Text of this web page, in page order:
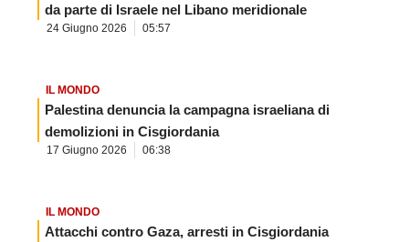
da parte di Israele nel Libano meridionale
24 Giugno 2026 05:57
IL MONDO
Palestina denuncia la campagna israeliana di
demolizioni in Cisgiordania
17 Giugno 2026 06:38
IL MONDO
Attacchi contro Gaza, arresti in Cisgiordania